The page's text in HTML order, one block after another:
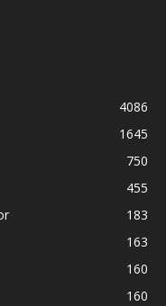
4086
1645
750
455
183
163
160
160